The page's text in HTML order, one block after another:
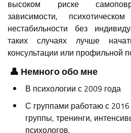
высоком риске
зависимости,
нестабильности без
таких случаях лучше
консультации или профильной
👤 Немного обо мне
В психологии с 2009 года
С группами работаю с
группы, тренинги,
психологов.